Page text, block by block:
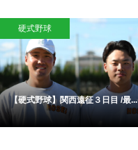
硬式野球
【硬式野球】関西遠征３日目 /最...